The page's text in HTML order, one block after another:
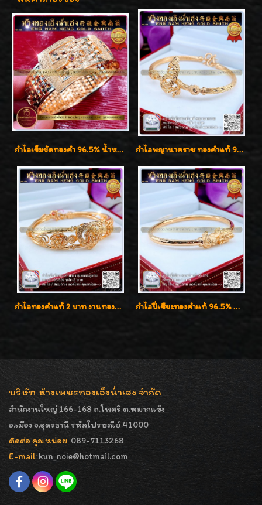
กำไลเข็มขัดทองคำ 96.5% น้ำหนัก 3 บาท หรูหรา สวยมากๆค่ะ กำไลพญานาคราช ทองคำแท้ 96.5% น้ำหนัก 1 บาท เสริมสิริมงคล
กำไลทองคำแท้ 2 บาท งานทองฉลุลาย ดีไซน์หรูหรา สวยคลาสสิค กำไลปี่เซียะทองคำแท้ 96.5% น้ำหนัก 1 บาท เสริมโชคลาภ
บริษัท ห้างเพชรทองเอ็งน่ำเฮง จำกัด
สำนักงานใหญ่ 166-168 ถ.โพศรี ต.หมากแข้ง
อ.เมือง จ.อุดรธานี รหัสไปรษณีย์ 41000
ติดต่อ คุณหน่อย 089-7113268
E-mail: kun_noie@hotmail.com